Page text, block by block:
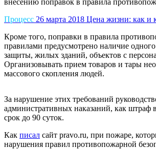
Процесс 26 марта 2018 Цена жизни: как и
Кроме того, поправки в правила
правилами предусмотрено наличие
защиты, жилых зданий, объектов с
Организовывать прием товаров и тары
массового скопления людей.
За нарушение этих требований
административных наказаний, как штраф
срок до 90 суток.
Как писал сайт pravo.ru, при пожаре,
нарушения правил противопожарной